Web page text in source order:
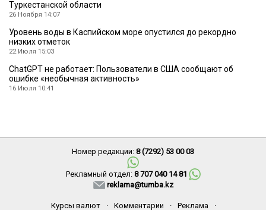
Туркестанской области
26 Ноября 14:07
Уровень воды в Каспийском море опустился до рекордно
низких отметок
22 Июля 15:03
ChatGPT не работает: Пользователи в США сообщают об
ошибке «необычная активность»
16 Июля 10:41
Номер редакции: 8 (7292) 53 00 03
Рекламный отдел: 8 707 040 14 81
reklama@tumba.kz
Курсы валют · Комментарии · Реклама ·